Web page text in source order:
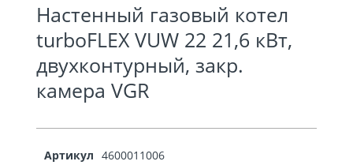
Настенный газовый котел
turboFLEX VUW 22 21,6 кВт,
двухконтурный, закр.
камера VGR
Артикул 4600011006